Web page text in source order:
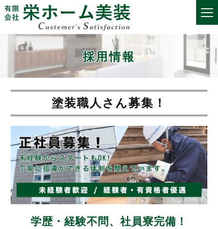
採用情報
塗装職人さん募集！
学歴・経験不問、社員寮完備！